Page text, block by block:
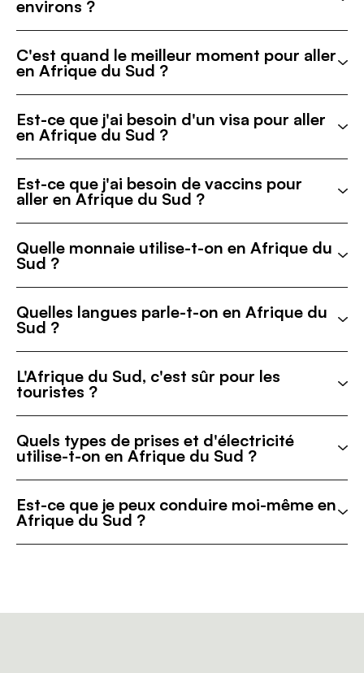
environs ?
C'est quand le meilleur moment pour aller
en Afrique du Sud ?
Est-ce que j'ai besoin d'un visa pour aller
en Afrique du Sud ?
Est-ce que j'ai besoin de vaccins pour
aller en Afrique du Sud ?
Quelle monnaie utilise-t-on en Afrique du
Sud ?
Quelles langues parle-t-on en Afrique du
Sud ?
L'Afrique du Sud, c'est sûr pour les
touristes ?
Quels types de prises et d'électricité
utilise-t-on en Afrique du Sud ?
Est-ce que je peux conduire moi-même en
Afrique du Sud ?